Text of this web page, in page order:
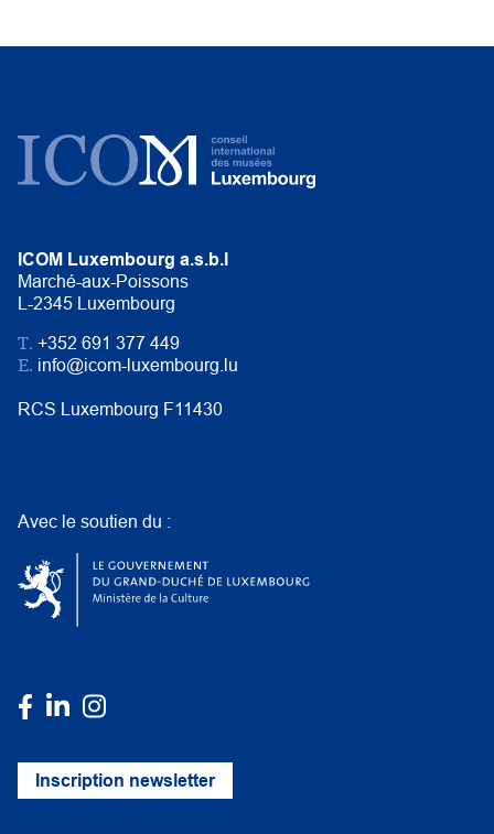
ICOM Luxembourg a.s.b.l
Marché-aux-Poissons
L-2345 Luxembourg
T. +352 691 377 449
E. info@icom-luxembourg.lu
RCS Luxembourg F11430
Avec le soutien du :
Inscription newsletter